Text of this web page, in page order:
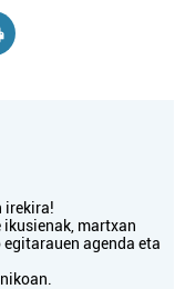
irekira!
martxan
agenda eta